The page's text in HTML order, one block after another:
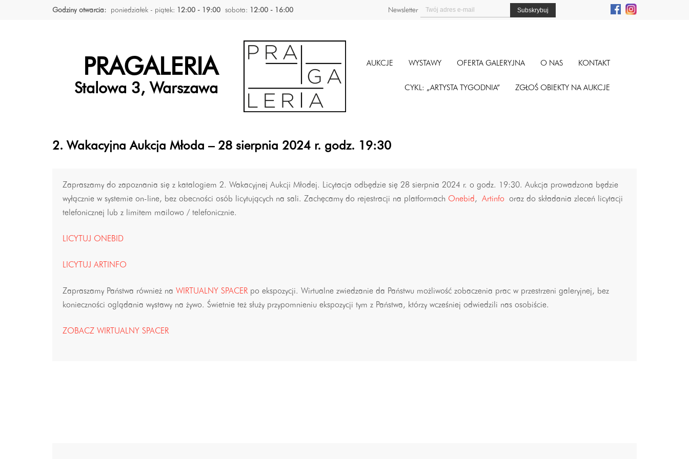
Godziny otwarcia: poniedziałek - piątek: 12:00 - 19:00 sobota: 12:00 - 16:00 Newsletter
PRAGALERIA
Stalowa 3, Warszawa
AUKCJE WYSTAWY OFERTA GALERYJNA O NAS KONTAKT
CYKL: „ARTYSTA TYGODNIA” ZGŁOŚ OBIEKTY NA AUKCJE
2. Wakacyjna Aukcja Młoda – 28 sierpnia 2024 r. godz. 19:30
Zapraszamy do zapoznania się z katalogiem 2. Wakacyjnej Aukcji Młodej. Licytacja odbędzie się 28 sierpnia 2024 r. o godz. 19:30. Aukcja prowadzona będzie
wyłącznie w systemie on-line, bez obecności osób licytujących na sali. Zachęcamy do rejestracji na platformach Onebid , Artinfo oraz do składania zleceń licytacji
telefonicznej lub z limitem mailowo / telefonicznie.
LICYTUJ ONEBID
LICYTUJ ARTINFO
Zapraszamy Państwa również na WIRTUALNY SPACER po ekspozycji. Wirtualne zwiedzanie da Państwu możliwość zobaczenia prac w przestrzeni galeryjnej, bez
konieczności oglądania wystawy na żywo. Świetnie też służy przypomnieniu ekspozycji tym z Państwa, którzy wcześniej odwiedzili nas osobiście.
ZOBACZ WIRTUALNY SPACER